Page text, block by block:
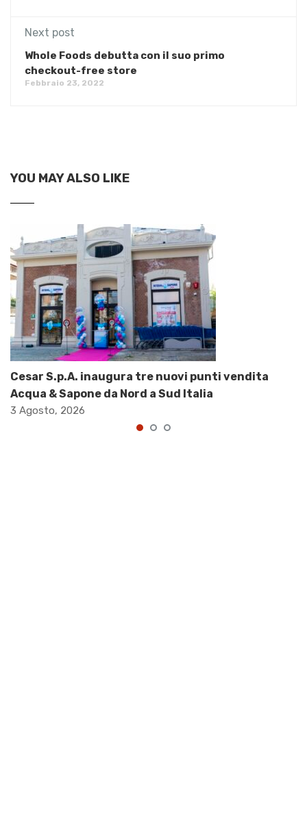
Next post
Whole Foods debutta con il suo primo
checkout-free store
Febbraio 23, 2022
YOU MAY ALSO LIKE
Cesar S.p.A. inaugura tre nuovi punti vendita
Acqua & Sapone da Nord a Sud Italia
3 Agosto, 2026